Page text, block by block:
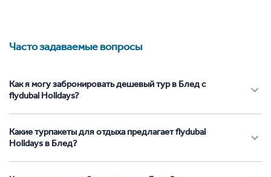
Часто задаваемые вопросы
Как я могу забронировать дешевый тур в Блед с
flydubai Holidays?
Какие турпакеты для отдыха предлагает flydubai
Holidays в Блед?